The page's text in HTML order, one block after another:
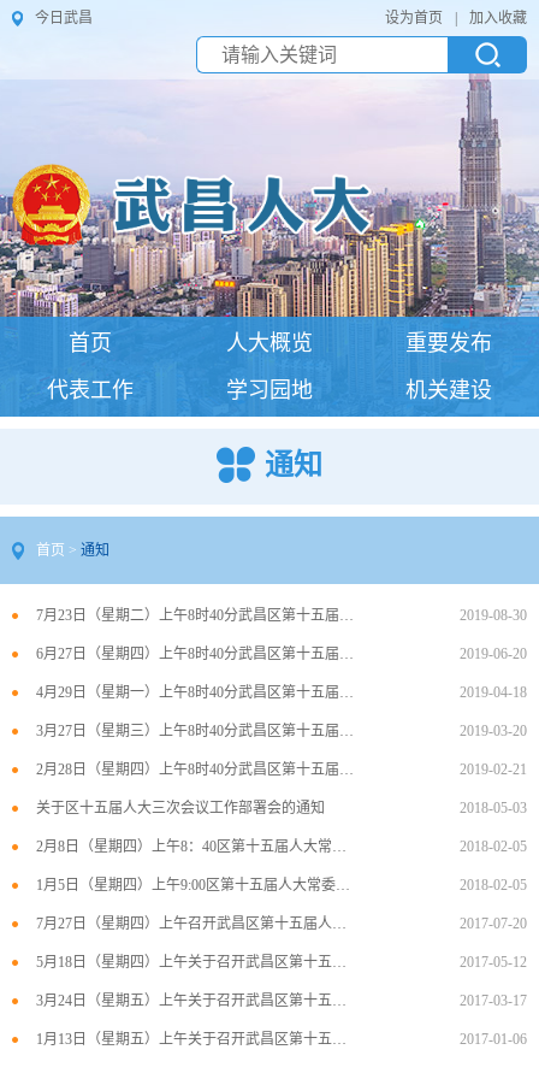
今日武昌 设为首页 加入收藏
首页 人大概览
重要发布
代表工作
学习园地 机关建设
通知
首页 > 通知
7月23日（星期二）上午8时40分武昌区第十五届人大常委会第21次会议 2019-08-30
6月27日（星期四）上午8时40分武昌区第十五届人大常委会第20次会议通知 2019-06-20
4月29日（星期一）上午8时40分武昌区第十五届人大常委会第19次会议通知 2019-04-18
3月27日（星期三）上午8时40分武昌区第十五届人大常委会第18次会议通知 2019-03-20
2月28日（星期四）上午8时40分武昌区第十五届人大常委会第17次会议通知 2019-02-21
关于区十五届人大三次会议工作部署会的通知 2018-05-03
2月8日（星期四）上午8：40区第十五届人大常委会第10次会议通知 2018-02-05
1月5日（星期四）上午9:00区第十五届人大常委会第9次会议通知 2018-02-05
7月27日（星期四）上午召开武昌区第十五届人大常委会第4次会议的通知 2017-07-20
5月18日（星期四）上午关于召开武昌区第十五届人大常委会第3次会议的通知 2017-05-12
3月24日（星期五）上午关于召开武昌区第十五届人大常委会第2次会议的通知 2017-03-17
1月13日（星期五）上午关于召开武昌区第十五届人大常委会第1次会议的通知 2017-01-06